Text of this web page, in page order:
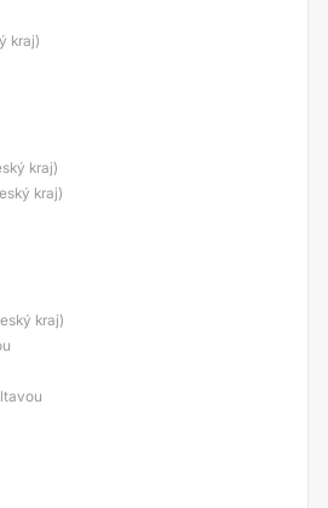
kraj)
kraj)
kraj)
kraj)